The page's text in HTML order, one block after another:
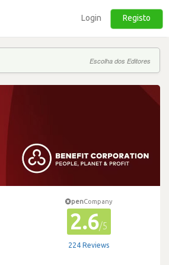
Login Registo
Escolha dos Editores
penCompany
2.6/5
224 Reviews